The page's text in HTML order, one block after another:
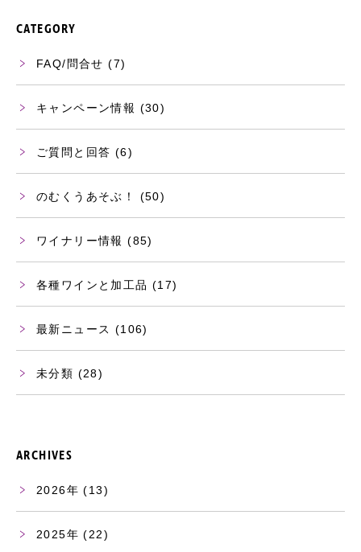
CATEGORY
FAQ/問合せ (7)
キャンペーン情報 (30)
ご質問と回答 (6)
のむくうあそぶ！ (50)
ワイナリー情報 (85)
各種ワインと加工品 (17)
最新ニュース (106)
未分類 (28)
ARCHIVES
2026 (13)
2025 (22)